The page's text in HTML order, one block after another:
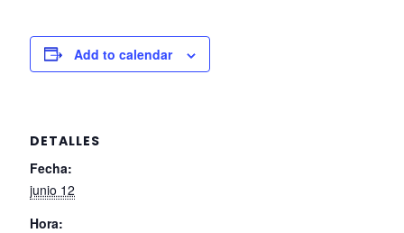
Add to calendar
DETALLES
Fecha:
junio 12
Hora: